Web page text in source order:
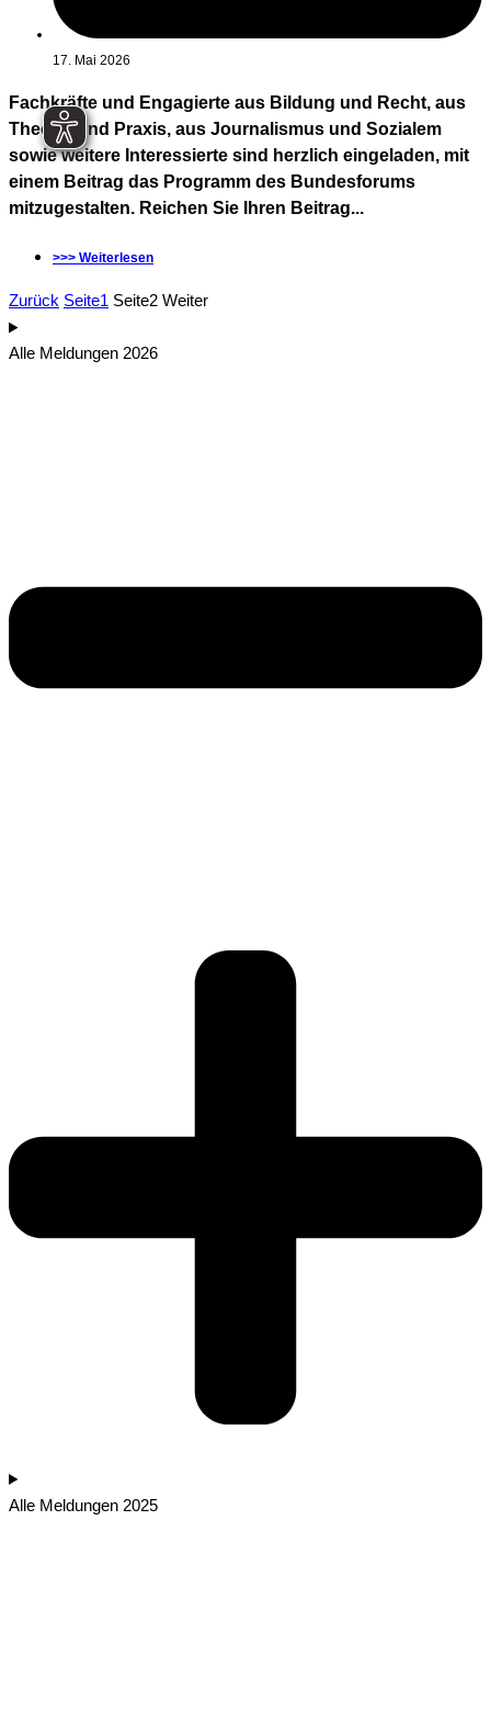
17. Mai 2026
Fachkräfte und Engagierte aus Bildung und Recht, aus
Theorie und Praxis, aus Journalismus und Sozialem
sowie weitere Interessierte sind herzlich eingeladen, mit
einem Beitrag das Programm des Bundesforums
mitzugestalten. Reichen Sie Ihren Beitrag...
>>> Weiterlesen
Zurück Seite1 Seite2 Weiter
Alle Meldungen 2026
Alle Meldungen 2025